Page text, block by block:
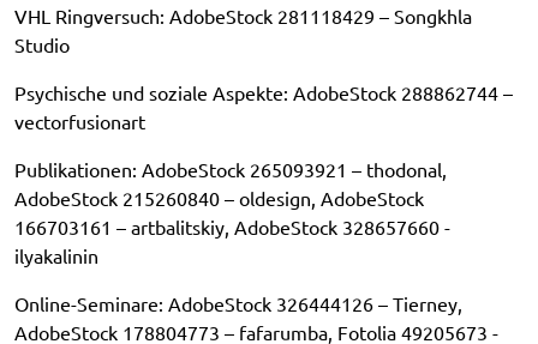
VHL Ringversuch: AdobeStock 281118429 – Songkhla
Studio
Psychische und soziale Aspekte: AdobeStock 288862744 –
vectorfusionart
Publikationen: AdobeStock 265093921 – thodonal,
AdobeStock 215260840 – oldesign, AdobeStock
166703161 – artbalitskiy, AdobeStock 328657660 -
ilyakalinin
Online-Seminare: AdobeStock 326444126 – Tierney,
AdobeStock 178804773 – fafarumba, Fotolia 49205673 -